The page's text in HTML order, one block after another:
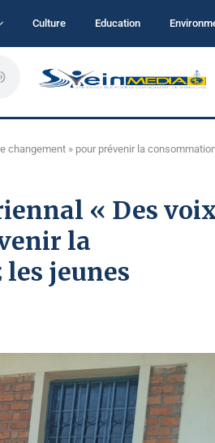
Culture Education
: TALITHA KOUMI MINISTRY MISE
changement » pour prévenir la
« Des
la
jeunes